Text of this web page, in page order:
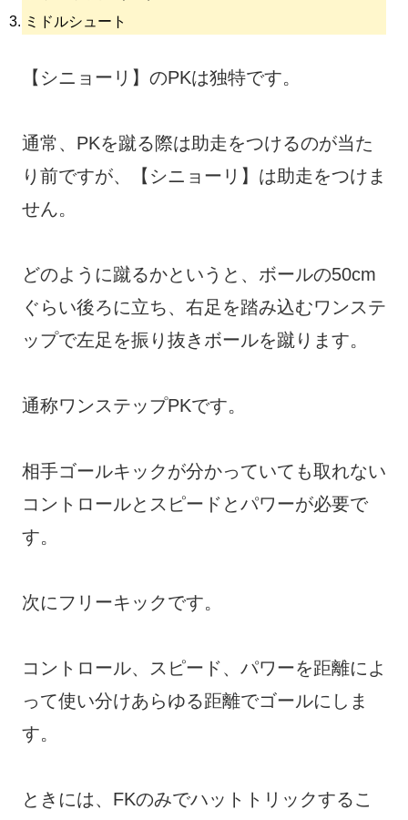
ミドルシュート
【シニョーリ】のPKは独特です。
通常、PKを蹴る際は助走をつけるのが当た
り前ですが、【シニョーリ】は助走をつけま
せん。
どのように蹴るかというと、ボールの50cm
ぐらい後ろに立ち、右足を踏み込むワンステ
ップで左足を振り抜きボールを蹴ります。
通称ワンステップPKです。
相手ゴールキックが分かっていても取れない
コントロールとスピードとパワーが必要で
す。
次にフリーキックです。
コントロール、スピード、パワーを距離によ
って使い分けあらゆる距離でゴールにしま
す。
ときには、FKのみでハットトリックするこ